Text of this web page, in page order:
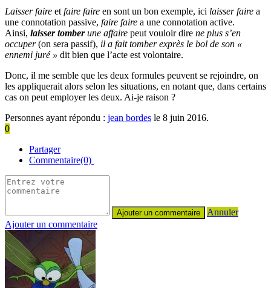
Laisser faire et faire faire en sont un bon exemple, ici laisser faire a
une connotation passive, faire faire a une connotation active.
Ainsi, laisser tomberune affaire peut vouloir dire ne plus s’en
occuper(on sera passif), il a fait tomber exprès le bol de son «
ennemi juré » dit bien que l’acte est volontaire.
Donc, il me semble que les deux formules peuvent se rejoindre, on
les appliquerait alors selon les situations, en notant que, dans certains
cas on peut employer les deux. Ai-je raison ?
Personnes ayant répondu : jean bordes le 8 juin 2016.
0
Partager
Commentaire(0)
Annuler
Ajouter un commentaire